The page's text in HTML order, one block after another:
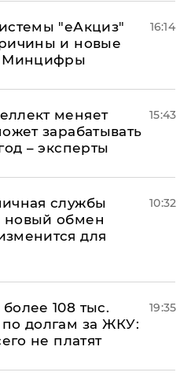
"еАкциз"
и новые
Минцифры
16:14
меняет
зарабатывать
– эксперты
15:43
службы
новый обмен
для
10:32
108 тыс.
по долгам за ЖКУ:
не платят
19:35